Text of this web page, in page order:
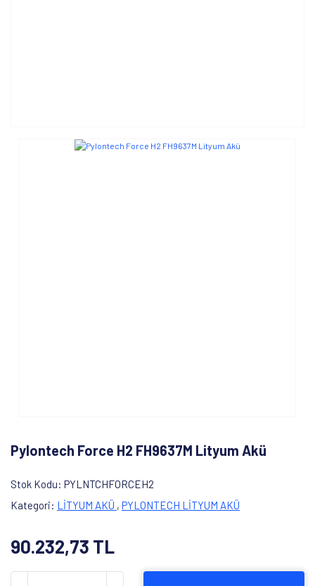
Pylontech Force H2 FH9637M Lityum Akü
Stok Kodu PYLNTCHFORCEH2
Kategori
LİTYUM AKÜ , PYLONTECH LİTYUM AKÜ
90.232,73 TL